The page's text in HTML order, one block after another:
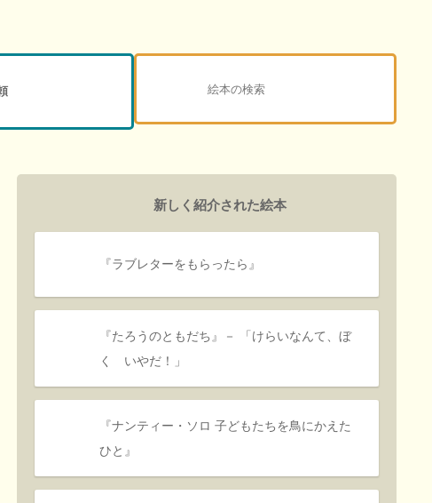
新しく紹介された絵本
『ラブレターをもらったら』
『たろうのともだち』－ 「けらいなんて、ぼ
く いやだ！」
『ナンティー・ソロ 子どもたちを鳥にかえた
ひと』